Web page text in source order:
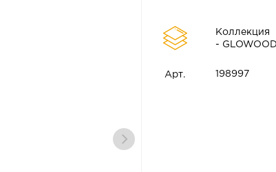
Коллекция
- GLOWOOD
Арт. 198997